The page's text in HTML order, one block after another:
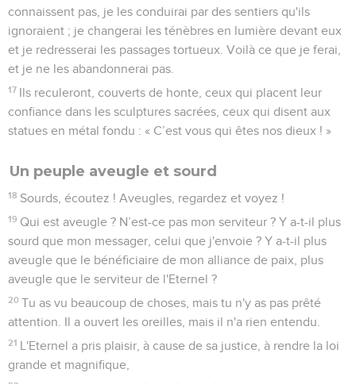
connaissent pas, je les conduirai par des sentiers qu'ils
ignoraient ; je changerai les ténèbres en lumière devant eux
et je redresserai les passages tortueux. Voilà ce que je ferai,
et je ne les abandonnerai pas.
17 Ils reculeront, couverts de honte, ceux qui placent leur
confiance dans les sculptures sacrées, ceux qui disent aux
statues en métal fondu : « C’est vous qui êtes nos dieux ! »
Un peuple aveugle et sourd
18 Sourds, écoutez ! Aveugles, regardez et voyez !
19 Qui est aveugle ? N’est-ce pas mon serviteur ? Y a-t-il plus
sourd que mon messager, celui que j'envoie ? Y a-t-il plus
aveugle que le bénéficiaire de mon alliance de paix, plus
aveugle que le serviteur de l'Eternel ?
20 Tu as vu beaucoup de choses, mais tu n'y as pas prêté
attention. Il a ouvert les oreilles, mais il n'a rien entendu.
21 L'Eternel a pris plaisir, à cause de sa justice, à rendre la loi
grande et magnifique,